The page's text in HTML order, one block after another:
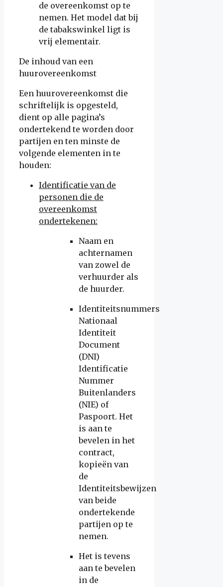
de overeenkomst op te
nemen. Het model dat bij
de tabakswinkel ligt is
vrij elementair.
De inhoud van een
huurovereenkomst
Een huurovereenkomst die
schriftelijk is opgesteld,
dient op alle pagina’s
ondertekend te worden door
partijen en ten minste de
volgende elementen in te
houden:
Identificatie van de
personen die de
overeenkomst
ondertekenen:
Naam en
achternamen
van zowel de
verhuurder als
de huurder.
Identiteitsnummers
Nationaal
Identiteit
Document
(DNI)
Identificatie
Nummer
Buitenlanders
(NIE) of
Paspoort. Het
is aan te
bevelen in het
contract,
kopieën van
de
Identiteitsbewijzen
van beide
ondertekende
partijen op te
nemen.
Het is tevens
aan te bevelen
in de